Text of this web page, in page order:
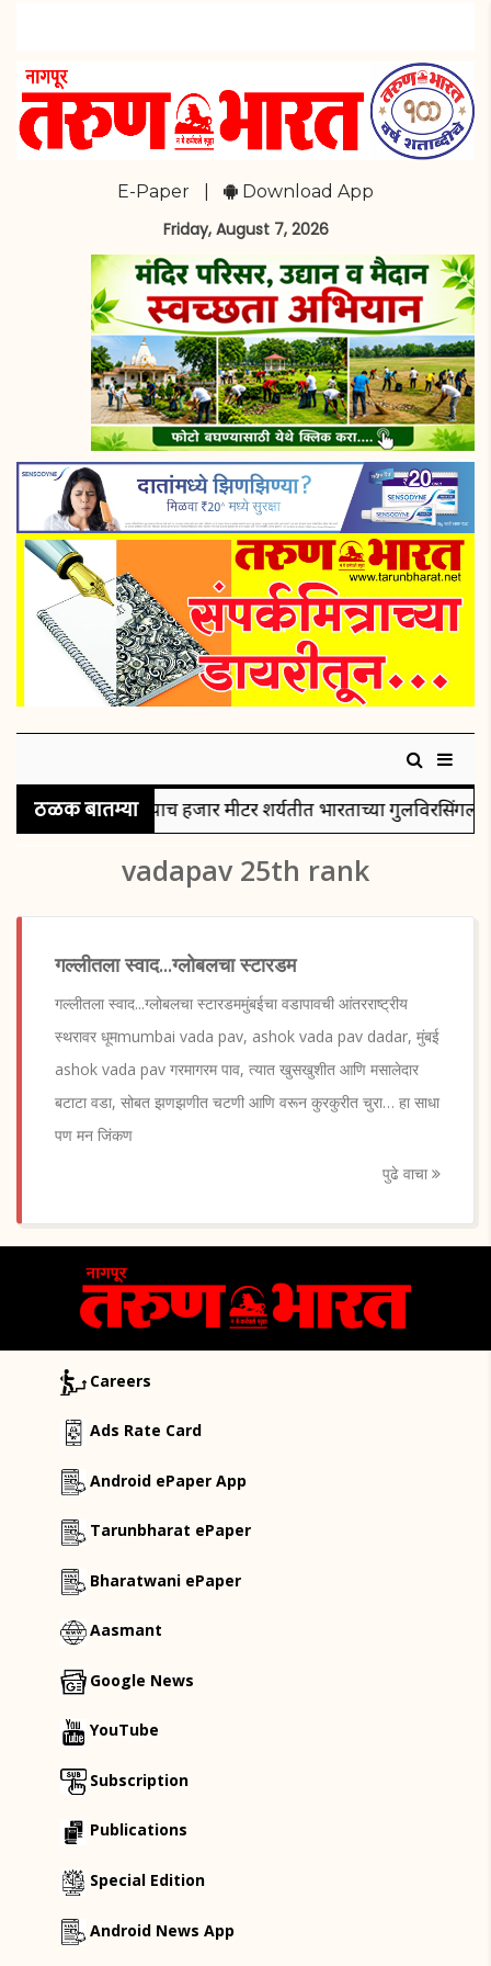
E-Paper Download App
Friday, August 7, 2026
ठळक बातम्या
पुरुषांच्या पाच हजार मीटर शर्यतीत भारताच्या
vadapav 25th rank
गल्लीतला स्वाद...ग्लोबलचा स्टारडम
गल्लीतला स्वाद...ग्लोबलचा स्टारडममुंबईचा वडापावची आंतरराष्ट्रीय
स्थरावर धूमmumbai vada pav, ashok vada pav dadar, मुंबई
ashok vada pav गरमागरम पाव, त्यात खुसखुशीत आणि मसालेदार
बटाटा वडा, सोबत झणझणीत चटणी आणि वरून कुरकुरीत चुरा… हा साधा
पण मन जिंकण
पुढे वाचा
Careers
Ads Rate Card
Android ePaper App
Tarunbharat ePaper
Bharatwani ePaper
Aasmant
Google News
YouTube
Subscription
Publications
Special Edition
Android News App